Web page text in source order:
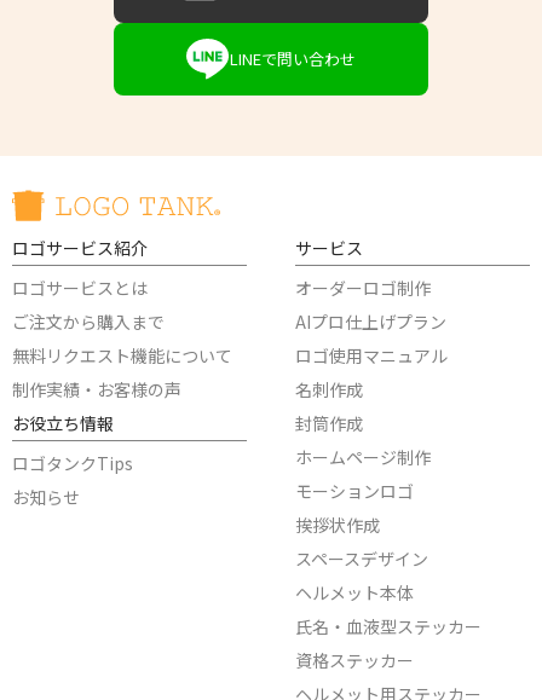
LINEで問い合わせ
ロゴサービス紹介
ロゴサービスとは
ご注文から購入まで
無料リクエスト機能について
制作実績・お客様の声
お役立ち情報
ロゴタンクTips
お知らせ
サービス
オーダーロゴ制作
AIプロ仕上げプラン
ロゴ使用マニュアル
名刺作成
封筒作成
ホームページ制作
モーションロゴ
挨拶状作成
スペースデザイン
ヘルメット本体
氏名・血液型ステッカー
資格ステッカー
ヘルメット用ステッカー